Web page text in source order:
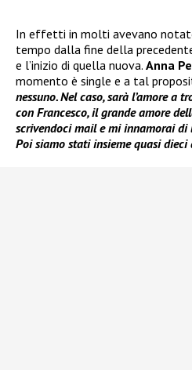
In effetti in molti avevano
tempo dalla fine della
e l’inizio di quella nuova. Anna
momento è single e a tal
nessuno. Nel caso, sarà l’amore a
con Francesco, il grande amore
scrivendoci mail e mi innamorai di
Poi siamo stati insieme quasi dieci